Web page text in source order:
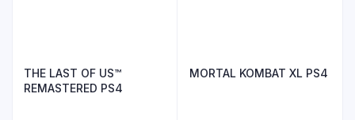
THE LAST OF US™
REMASTERED PS4
MORTAL KOMBAT XL PS4